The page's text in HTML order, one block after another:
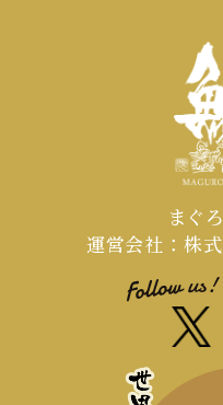
～4月頃）は
会場の調整が
ご連絡が必須
まぐ
運営会社：株